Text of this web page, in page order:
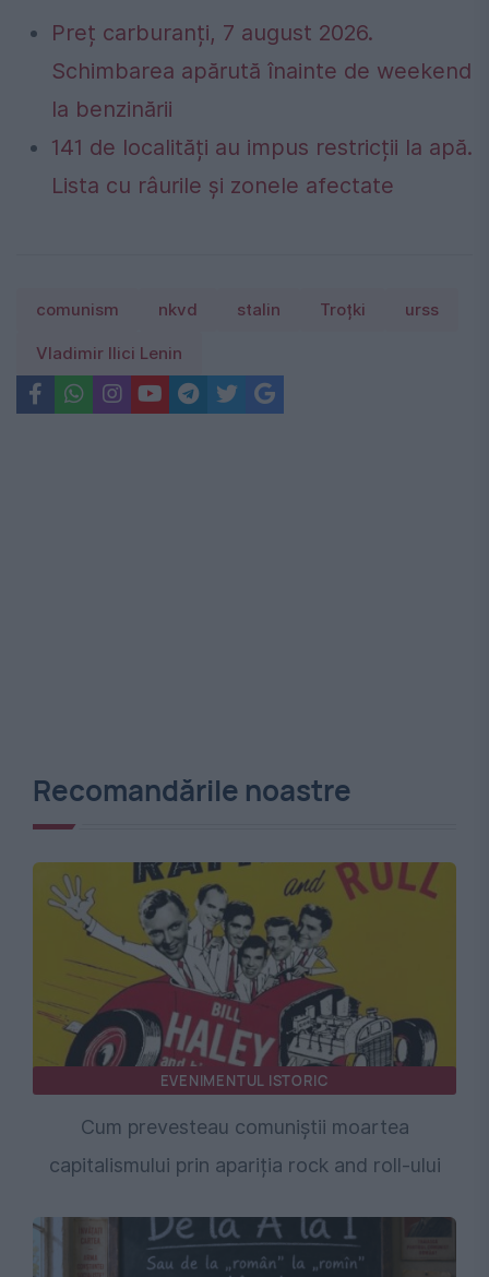
Preț carburanți, 7 august 2026.
Schimbarea apărută înainte de weekend
la benzinării
141 de localități au impus restricții la apă.
Lista cu râurile și zonele afectate
comunism nkvd stalin Troțki urss
Vladimir Ilici Lenin
Recomandările noastre
EVENIMENTUL ISTORIC
Cum prevesteau comuniștii moartea
capitalismului prin apariția rock and roll-ului